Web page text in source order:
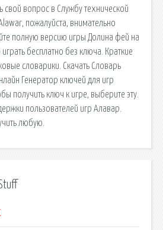
свой вопрос в Службу технической
пожалуйста, внимательно
полную версию игры Долина фей на
бесплатно без ключа. Краткие
словарики. Скачать Словарь
Генератор ключей для игр
получить ключ к игре, выберите эту.
пользователей игр Алавар.
любую.